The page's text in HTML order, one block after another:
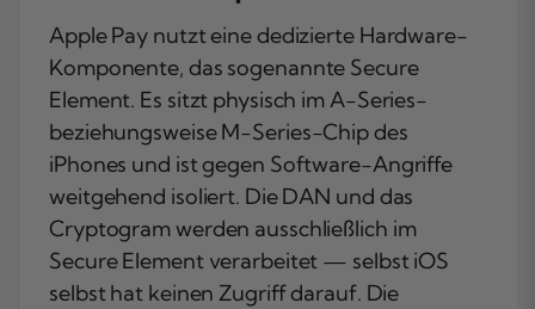
Apple Pay nutzt eine dedizierte Hardware-
Komponente, das sogenannte Secure
Element. Es sitzt physisch im A-Series-
beziehungsweise M-Series-Chip des
iPhones und ist gegen Software-Angriffe
weitgehend isoliert. Die DAN und das
Cryptogram werden ausschließlich im
Secure Element verarbeitet — selbst iOS
selbst hat keinen Zugriff darauf. Die